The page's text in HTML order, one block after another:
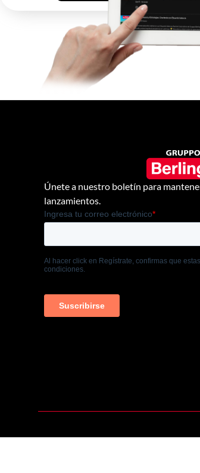
Únete a nuestro boletín para
lanzamientos.